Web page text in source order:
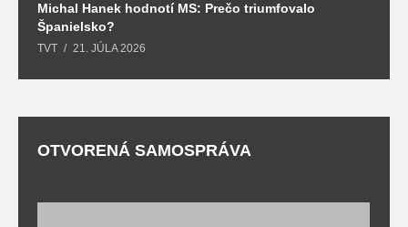
Michal Hanek hodnotí MS: Prečo triumfovalo
Španielsko?
TVT 21. JÚLA 2026
OTVORENÁ SAMOSPRÁVA